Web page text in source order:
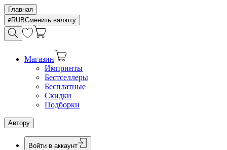
Главная
RUBСменить валюту
Магазин
Импринты
Бестселлеры
Бесплатные
Скидки
Подборки
Автору
Войти в аккаунт